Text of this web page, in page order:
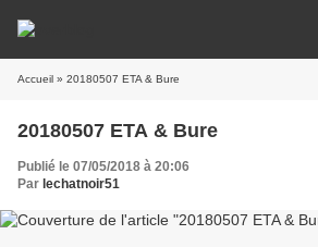
Accueil » 20180507 ETA & Bure
20180507 ETA & Bure
Publié le 07/05/2018 à 20:06
Par lechatnoir51